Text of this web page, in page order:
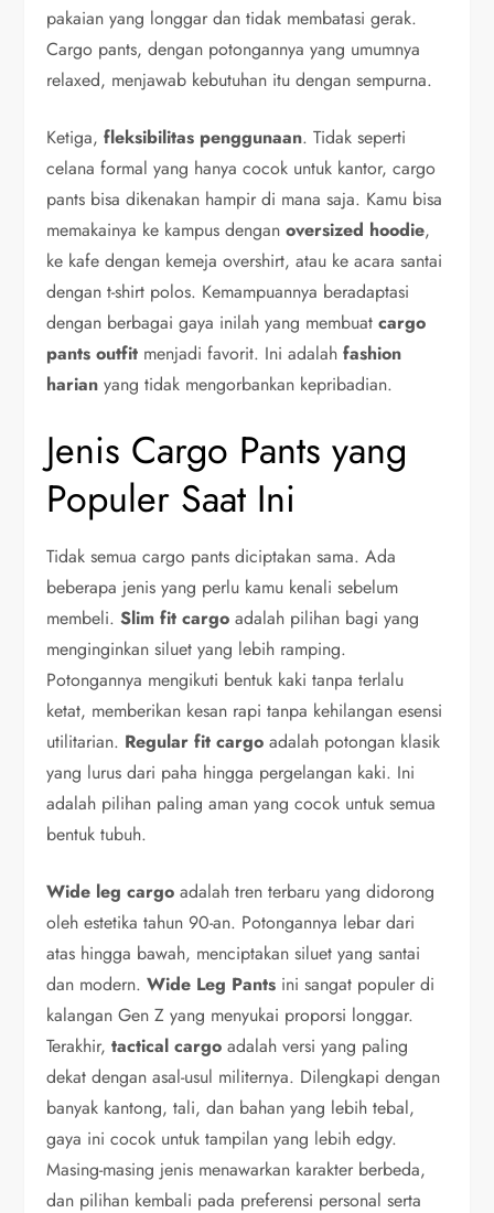
pakaian yang longgar dan tidak membatasi gerak.
Cargo pants, dengan potongannya yang umumnya
relaxed, menjawab kebutuhan itu dengan sempurna.
Ketiga,fleksibilitas penggunaan. Tidak seperti
celana formal yang hanya cocok untuk kantor, cargo
pants bisa dikenakan hampir di mana saja. Kamu bisa
memakainya ke kampus denganoversized hoodie,
ke kafe dengan kemeja overshirt, atau ke acara santai
dengan t-shirt polos. Kemampuannya beradaptasi
dengan berbagai gaya inilah yang membuatcargo
pants outfit menjadi favorit. Ini adalahfashion
harian yang tidak mengorbankan kepribadian.
Jenis Cargo Pants yang
Populer Saat Ini
Tidak semua cargo pants diciptakan sama. Ada
beberapa jenis yang perlu kamu kenali sebelum
membeli.Slim fit cargo adalah pilihan bagi yang
menginginkan siluet yang lebih ramping.
Potongannya mengikuti bentuk kaki tanpa terlalu
ketat, memberikan kesan rapi tanpa kehilangan esensi
utilitarian. Regular fit cargo adalah potongan klasik
yang lurus dari paha hingga pergelangan kaki. Ini
adalah pilihan paling aman yang cocok untuk semua
bentuk tubuh.
Wide leg cargo adalah tren terbaru yang didorong
oleh estetika tahun 90-an. Potongannya lebar dari
atas hingga bawah, menciptakan siluet yang santai
dan modern.Wide Leg Pants ini sangat populer di
kalangan Gen Z yang menyukai proporsi longgar.
Terakhir,tactical cargo adalah versi yang paling
dekat dengan asal-usul militernya. Dilengkapi dengan
banyak kantong, tali, dan bahan yang lebih tebal,
gaya ini cocok untuk tampilan yang lebih edgy.
Masing-masing jenis menawarkan karakter berbeda,
dan pilihan kembali pada preferensi personal serta